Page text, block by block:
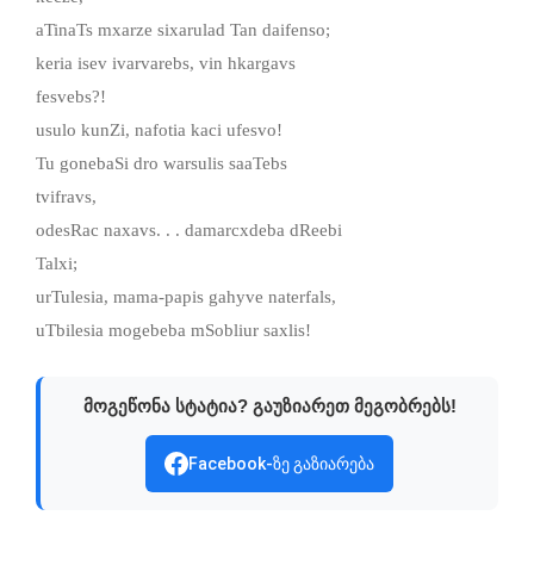
aTinaTs mxarze sixarulad Tan daifenso;
keria isev ivarvarebs, vin hkargavs
fesvebs?!
usulo kunZi, nafotia kaci ufesvo!
Tu gonebaSi dro warsulis saaTebs
tvifravs,
odesRac naxavs. . . damarcxdeba dReebi
Talxi;
urTulesia, mama-papis gahyve naterfals,
uTbilesia mogebeba mSobliur saxlis!
მოგეწონა სტატია? გაუზიარეთ მეგობრებს!
Facebook-ზე გაზიარება